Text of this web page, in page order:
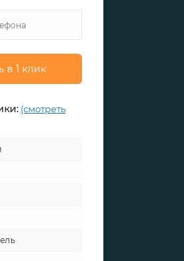
в 1 клик
(смотреть